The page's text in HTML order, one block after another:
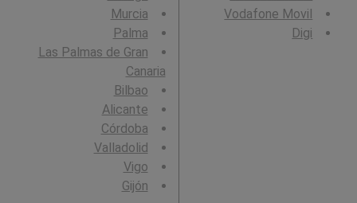
Vodafone Movil
Digi
Murcia
Palma
Las Palmas de Gran
Canaria
Bilbao
Alicante
Córdoba
Valladolid
Vigo
Gijón